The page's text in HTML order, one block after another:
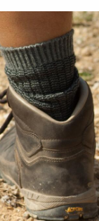
Aller
contenu
principal